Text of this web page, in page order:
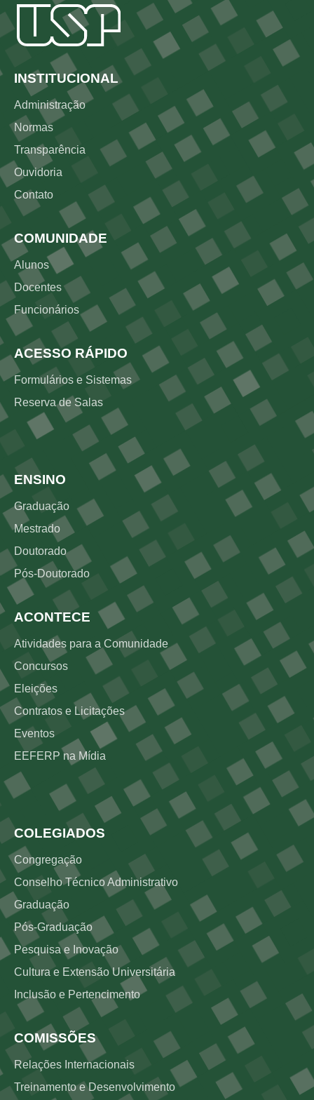
Rodapé
INSTITUCIONAL
Administração
Normas
Transparência
Ouvidoria
Contato
COMUNIDADE
Alunos
Docentes
Funcionários
ACESSO RÁPIDO
Formulários e Sistemas
Reserva de Salas
Rodapé 2
ENSINO
Graduação
Mestrado
Doutorado
Pós-Doutorado
ACONTECE
Atividades para a Comunidade
Concursos
Eleições
Contratos e Licitações
Eventos
EEFERP na Mídia
Rodapé 3
COLEGIADOS
Congregação
Conselho Técnico Administrativo
Graduação
Pós-Graduação
Pesquisa e Inovação
Cultura e Extensão Universitária
Inclusão e Pertencimento
COMISSÕES
Relações Internacionais
Treinamento e Desenvolvimento